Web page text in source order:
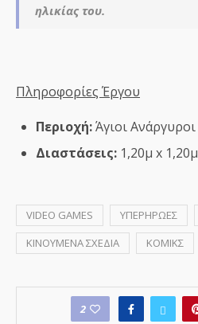
ηλικίας του.
Πληροφορίες Έργου
Περιοχή:Άγιοι Ανάργυροι
Διαστάσεις: 1,20μ x 1,20μ
VIDEO GAMES ΥΠΕΡΗΡΩΕΣ
ΚΙΝΟΥΜΕΝΑ ΣΧΕΔΙΑ
ΚΟΜΙΚΣ
2